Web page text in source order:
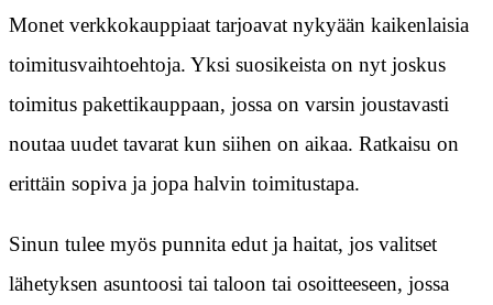
Monet verkkokauppiaat tarjoavat nykyään kaikenlaisia
toimitusvaihtoehtoja. Yksi suosikeista on nyt joskus
toimitus pakettikauppaan, jossa on varsin joustavasti
noutaa uudet tavarat kun siihen on aikaa. Ratkaisu on
erittäin sopiva ja jopa halvin toimitustapa.
Sinun tulee myös punnita edut ja haitat, jos valitset
lähetyksen asuntoosi tai taloon tai osoitteeseen, jossa